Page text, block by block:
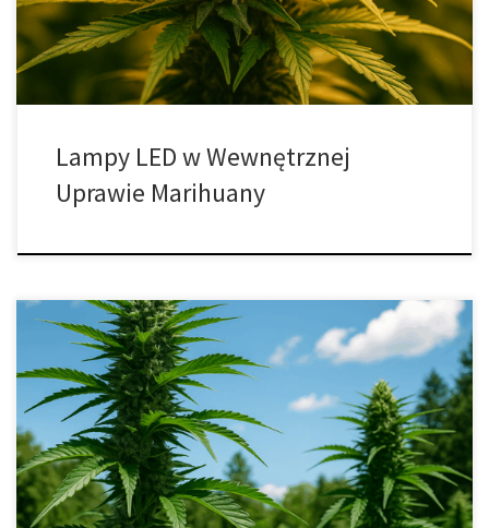
możliwość dostosowania widma światła do potrzeb konkretnych
gatunków i faz rozwojowych […]
Lampy LED w Wewnętrznej
Uprawie Marihuany
Wykorzystanie Wykresu VPD do Optymalizacji Wydajności Konopi
Wapour Pressure Deficit (VPD) – czyli deficyt ciśnienia pary wodnej
– to jeden z kluczowych parametrów wpływających na tempo
wzrostu, zdrowie i plon roślin konopi. Świadome kontrolowanie
VPD pozwala precyzyjnie dostosować warunki w growroomie, tak
aby rośliny mogły swobodnie transpirować, pobierać składniki
odżywcze […]